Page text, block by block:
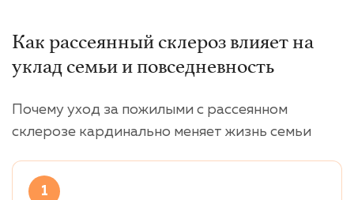
Как рассеянный склероз влияет на
уклад семьи и повседневность
Почему уход за пожилыми с рассеянном
склерозе кардинально меняет жизнь семьи
1